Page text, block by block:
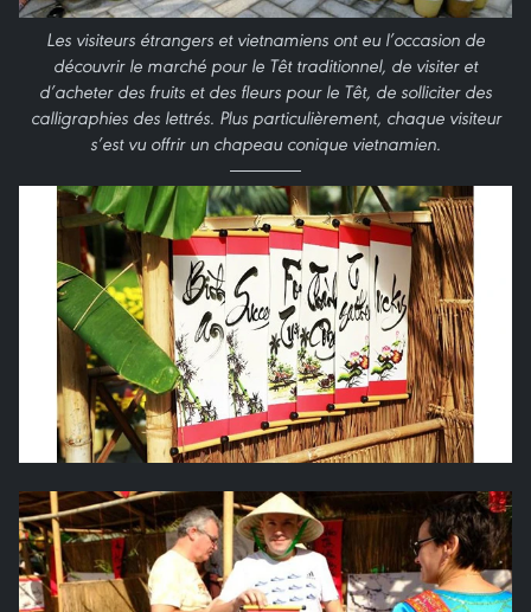
Les visiteurs étrangers et vietnamiens ont eu l’occasion de
découvrir le marché pour le Têt traditionnel, de visiter et
d’acheter des fruits et des fleurs pour le Têt, de solliciter des
calligraphies des lettrés. Plus particulièrement, chaque visiteur
s’est vu offrir un chapeau conique vietnamien.